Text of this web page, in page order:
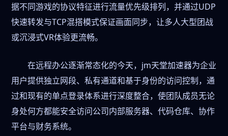
据不同游戏的协议特征进行流量优先级排列，并通过UDP
快速转发与TCP混搭模式保证画面同步，让多人大型团战
或沉浸式VR体验更流畅。
在远程办公逐渐常态化的今天，jm天堂加速器为企业
用户提供独立网段、私有通道和基于身份的访问控制，通
过和现有的单点登录体系进行深度整合，使团队成员无论
身处何方都能安全访问公司内部服务器、代码仓库、协作
平台与财务系统。